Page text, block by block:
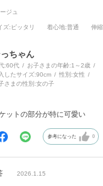
ジュ
ズ:ピッタリ 着心地:普通 伸
ちゃん
:60代 お子さまの年齢:1～2歳
したサイズ:90cm 性別:女性
さまの性別:女の子
ットの部分が特に可愛い
参考になった 0
2026.1.15